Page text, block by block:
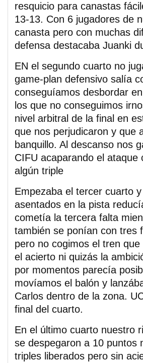
resquicio para canastas
13-13. Con 6 jugadores de
canasta pero con muchas
defensa destacaba Juanki
EN el segundo cuarto no
game-plan defensivo salía
conseguíamos desbordar
los que no conseguimos
nivel arbitral de la final en
que nos perjudicaron y que
banquillo. Al descanso nos
CIFU acaparando el
algún triple
Empezaba el tercer cuarto
asentados en la pista
cometía la tercera falta
también se ponían con tres
pero no cogimos el tren
el acierto ni quizás la
por momentos parecía
movíamos el balón y
Carlos dentro de la zona.
final del cuarto.
En el último cuarto nuestro
se despegaron a 10 puntos
triples liberados pero sin